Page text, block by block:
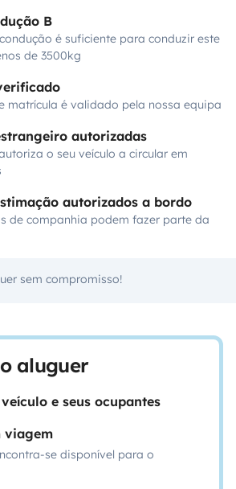
B
é suficiente para conduzir este
de 3500kg
matrícula é validado pela nossa equipa
autorizadas
o seu veículo a circular em
autorizados a bordo
de companhia podem fazer parte da
sem compromisso!
aluguer
e seus ocupantes
viagem
se disponível para o